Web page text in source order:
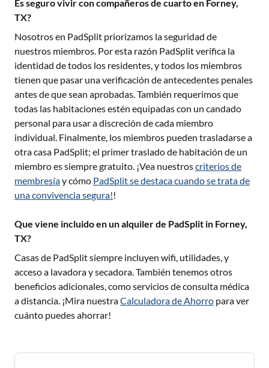
Es seguro vivir con compañeros de cuarto en Forney,
TX?
Nosotros en PadSplit priorizamos la seguridad de
nuestros miembros. Por esta razón PadSplit verifica la
identidad de todos los residentes, y todos los miembros
tienen que pasar una verificación de antecedentes penales
antes de que sean aprobadas. También requerimos que
todas las habitaciones estén equipadas con un candado
personal para usar a discreción de cada miembro
individual. Finalmente, los miembros pueden trasladarse a
otra casa PadSplit; el primer traslado de habitación de un
miembro es siempre gratuito. ¡Vea nuestroscriterios de
membresíay cómo PadSplit se destaca cuando se trata de
una convivencia segura!!
Que viene incluido en un alquiler de PadSplit in Forney,
TX?
Casas de PadSplit siempre incluyen wifi, utilidades, y
acceso a lavadora y secadora. También tenemos otros
beneficios adicionales, como servicios de consulta médica
a distancia. ¡Mira nuestraCalculadora de Ahorro para ver
cuánto puedes ahorrar!